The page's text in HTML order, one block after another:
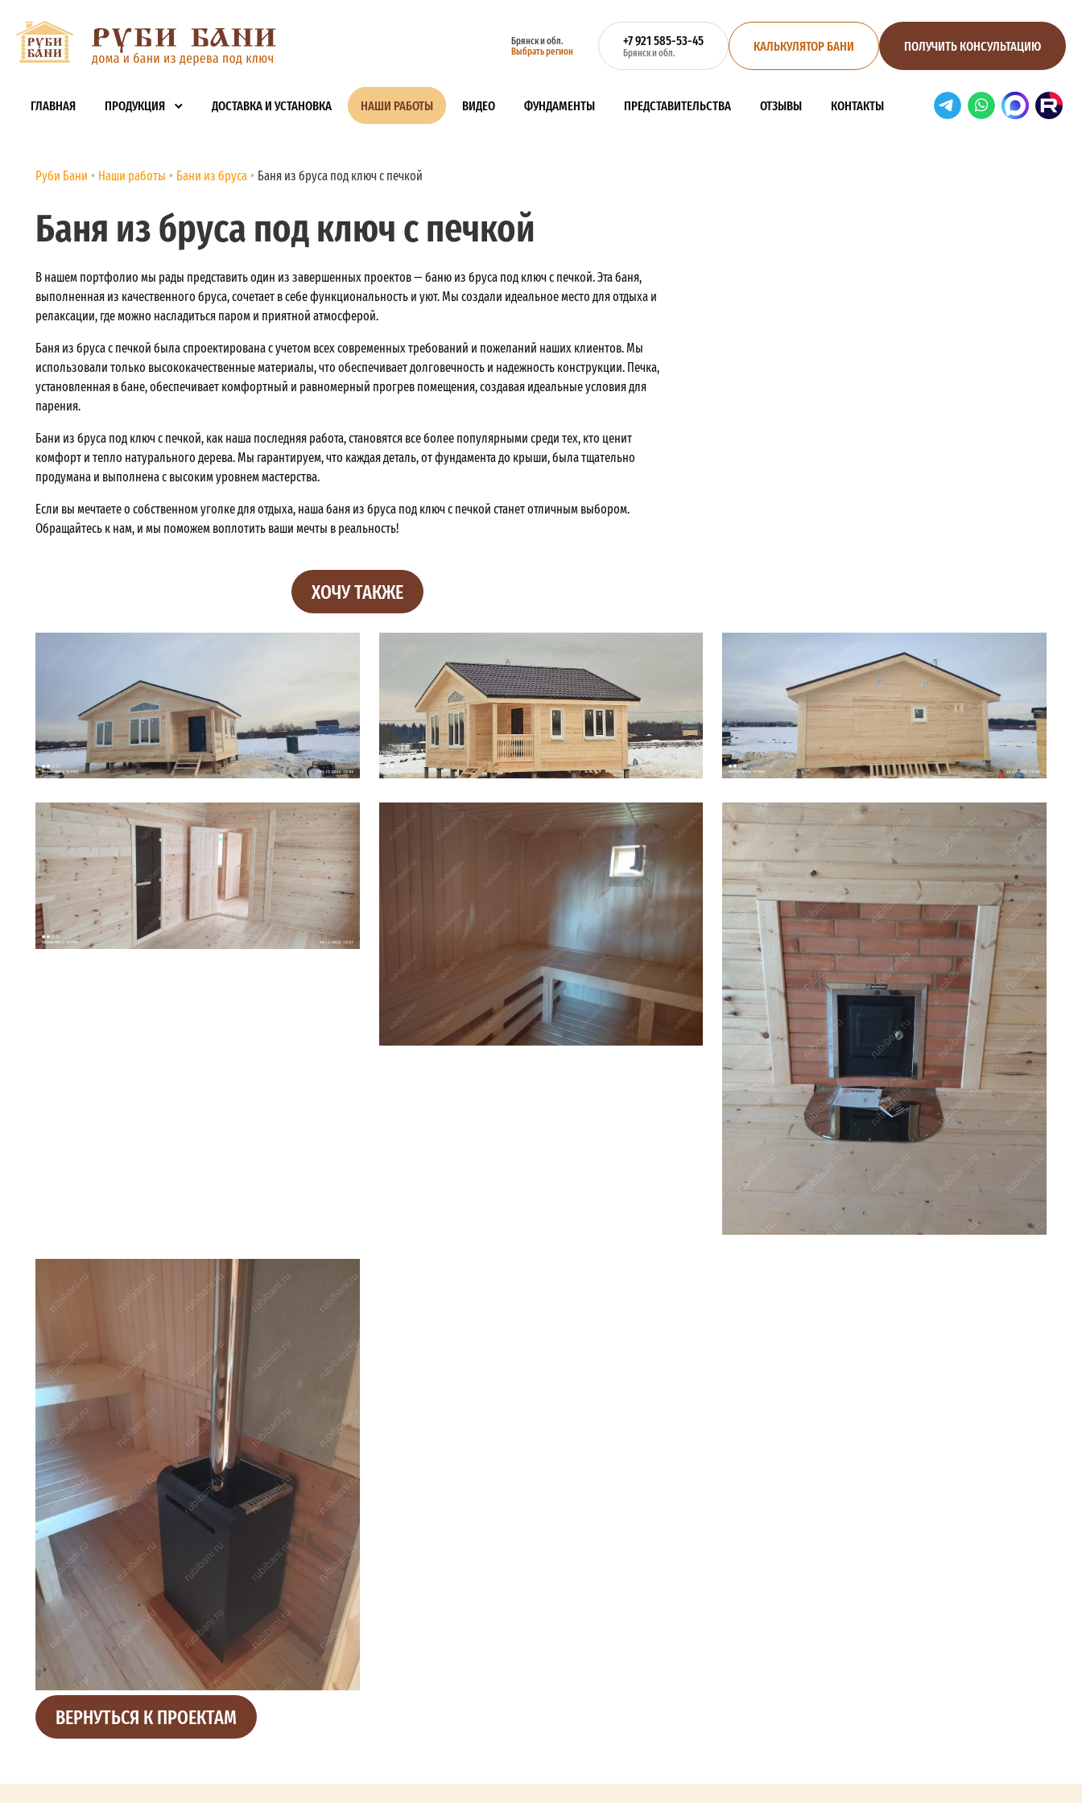
Брянск и обл.
Выбрать регион
+7 921 585-53-45
Брянск и обл. КАЛЬКУЛЯТОР БАНИ ПОЛУЧИТЬ КОНСУЛЬТАЦИЮ
ГЛАВНАЯ ПРОДУКЦИЯ ДОСТАВКА И УСТАНОВКА НАШИ РАБОТЫ ВИДЕО ФУНДАМЕНТЫ ПРЕДСТАВИТЕЛЬСТВА ОТЗЫВЫ КОНТАКТЫ
Руби Бани Наши работы Бани из бруса Баня из бруса под ключ с печкой
Баня из бруса под ключ с печкой
В нашем портфолио мы рады представить один из завершенных проектов — баню из бруса под ключ с печкой. Эта баня,
выполненная из качественного бруса, сочетает в себе функциональность и уют. Мы создали идеальное место для отдыха и
релаксации, где можно насладиться паром и приятной атмосферой.
Баня из бруса с печкой была спроектирована с учетом всех современных требований и пожеланий наших клиентов. Мы
использовали только высококачественные материалы, что обеспечивает долговечность и надежность конструкции. Печка,
установленная в бане, обеспечивает комфортный и равномерный прогрев помещения, создавая идеальные условия для
парения.
Бани из бруса под ключ с печкой, как наша последняя работа, становятся все более популярными среди тех, кто ценит
комфорт и тепло натурального дерева. Мы гарантируем, что каждая деталь, от фундамента до крыши, была тщательно
продумана и выполнена с высоким уровнем мастерства.
Если вы мечтаете о собственном уголке для отдыха, наша баня из бруса под ключ с печкой станет отличным выбором.
Обращайтесь к нам, и мы поможем воплотить ваши мечты в реальность!
ХОЧУ ТАКЖЕ
ВЕРНУТЬСЯ К ПРОЕКТАМ